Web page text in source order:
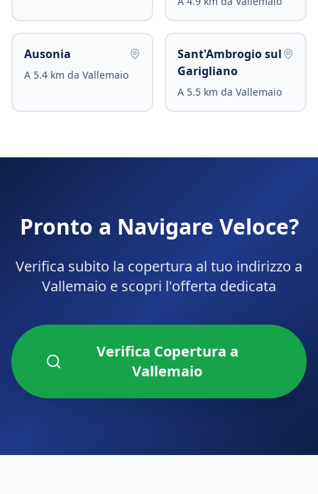
Ausonia
A 5.4 km da Vallemaio
Sant'Ambrogio sul
Garigliano
A 5.5 km da Vallemaio
Pronto a Navigare Veloce?
Verifica subito la copertura al tuo indirizzo a
Vallemaio e scopri l'offerta dedicata
Verifica Copertura a
Vallemaio